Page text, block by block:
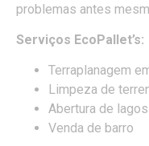
problemas antes
Serviços EcoPallet’s:
Terraplanagem
Limpeza de
Abertura de lagos
Venda de barro